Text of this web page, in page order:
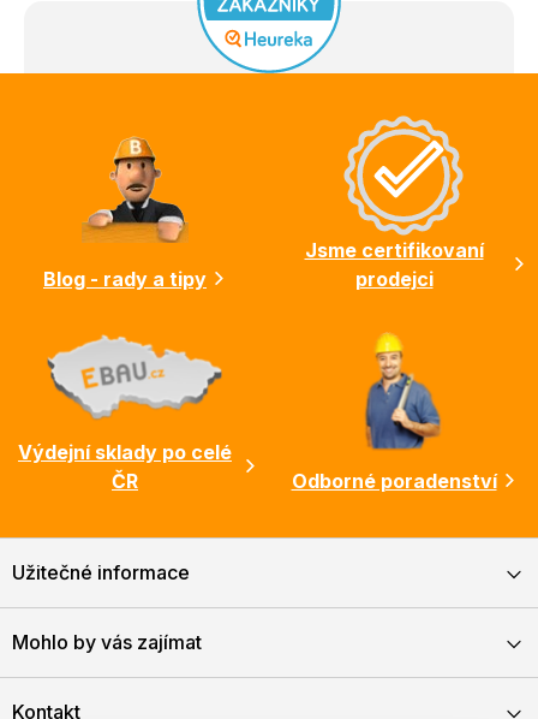
Blog - rady a tipy
Jsme certifikovaní
prodejci
Výdejní sklady po celé
ČR
Odborné poradenství
Užitečné informace
Mohlo by vás zajímat
Kontakt